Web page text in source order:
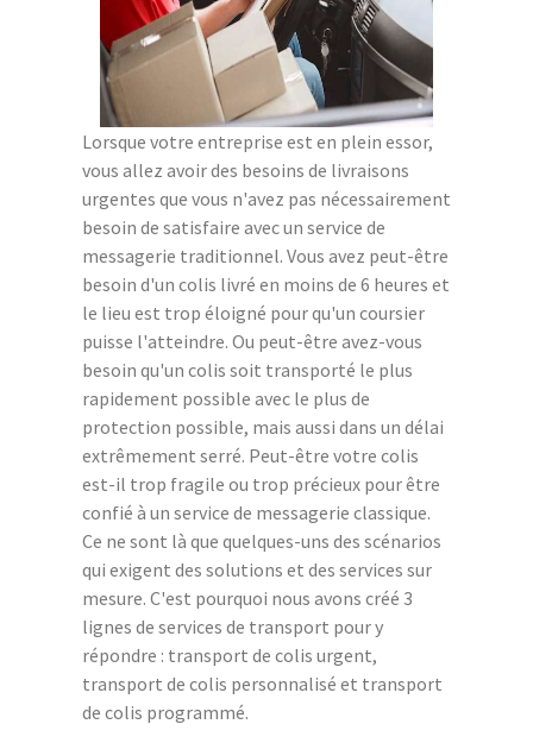
Lorsque votre entreprise est en plein essor,
vous allez avoir des besoins de livraisons
urgentes que vous n'avez pas nécessairement
besoin de satisfaire avec un service de
messagerie traditionnel. Vous avez peut-être
besoin d'un colis livré en moins de 6 heures et
le lieu est trop éloigné pour qu'un coursier
puisse l'atteindre. Ou peut-être avez-vous
besoin qu'un colis soit transporté le plus
rapidement possible avec le plus de
protection possible, mais aussi dans un délai
extrêmement serré. Peut-être votre colis
est-il trop fragile ou trop précieux pour être
confié à un service de messagerie classique.
Ce ne sont là que quelques-uns des scénarios
qui exigent des solutions et des services sur
mesure. C'est pourquoi nous avons créé 3
lignes de services de transport pour y
répondre : transport de colis urgent,
transport de colis personnalisé et transport
de colis programmé.